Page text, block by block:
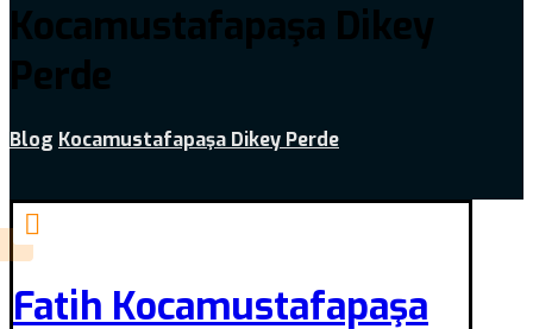
Kocamustafapaşa Dikey
Perde
Blog Kocamustafapaşa Dikey Perde
Fatih Kocamustafapaşa